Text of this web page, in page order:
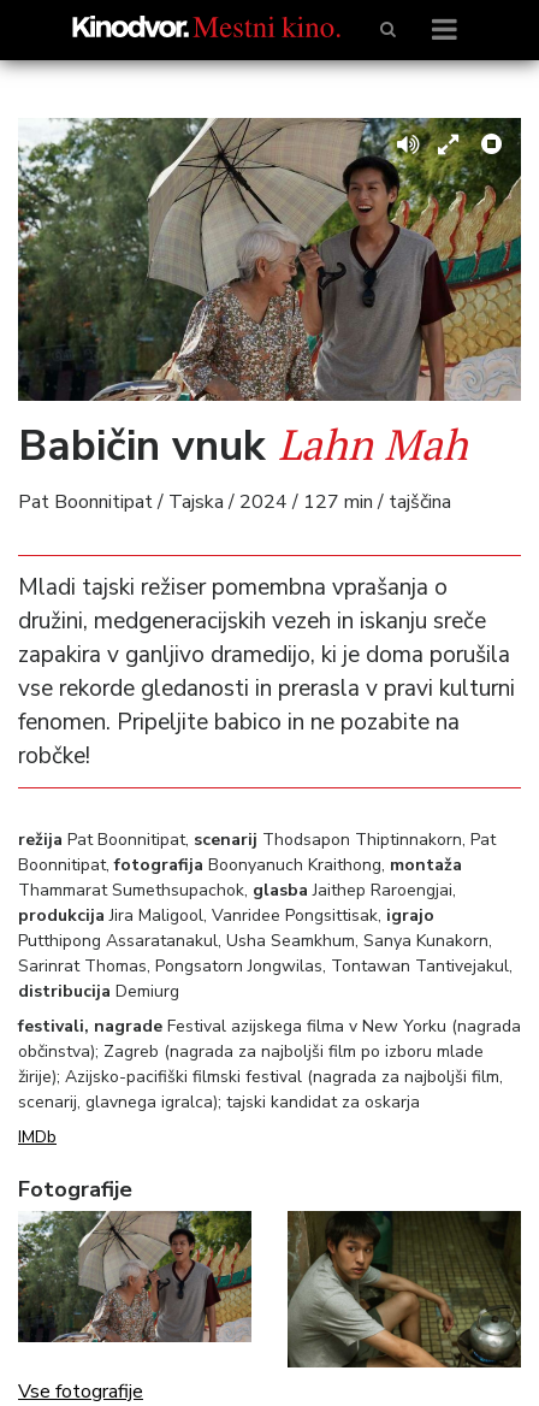
Babičin vnuk Lahn Mah
Pat Boonnitipat / Tajska / 2024 / 127 min / tajščina
Mladi tajski režiser pomembna vprašanja o
družini, medgeneracijskih vezeh in iskanju sreče
zapakira v ganljivo dramedijo, ki je doma porušila
vse rekorde gledanosti in prerasla v pravi kulturni
fenomen. Pripeljite babico in ne pozabite na
robčke!
režija Pat Boonnitipat, scenarij Thodsapon Thiptinnakorn, Pat
Boonnitipat,fotografija Boonyanuch Kraithong, montaža
Thammarat Sumethsupachok, glasbaJaithep Raroengjai,
produkcija Jira Maligool, Vanridee Pongsittisak, igrajo
Putthipong Assaratanakul, Usha Seamkhum, Sanya Kunakorn,
Sarinrat Thomas, Pongsatorn Jongwilas, Tontawan Tantivejakul,
distribucija Demiurg
festivali, nagrade Festival azijskega filma v New Yorku (nagrada
občinstva); Zagreb (nagrada za najboljši film po izboru mlade
žirije); Azijsko-pacifiški filmski festival (nagrada za najboljši film,
scenarij, glavnega igralca); tajski kandidat za oskarja
IMDb
Fotografije
Vse fotografije